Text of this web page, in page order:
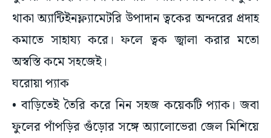
থাকা অ্যান্টিইনফ্ল্যামেটরি উপাদান ত্বকের অন্দরের প্রদাহ
কমাতে সাহায্য করে। ফলে ত্বক জ্বালা করার মতো
অস্বস্তি কমে সহজেই।
ঘরোয়া প্যাক
• বাড়িতেই তৈরি করে নিন সহজ কয়েকটি প্যাক। জবা
ফুলের পাঁপড়ির গুঁড়োর সঙ্গে অ্যালোভেরা জেল মিশিয়ে